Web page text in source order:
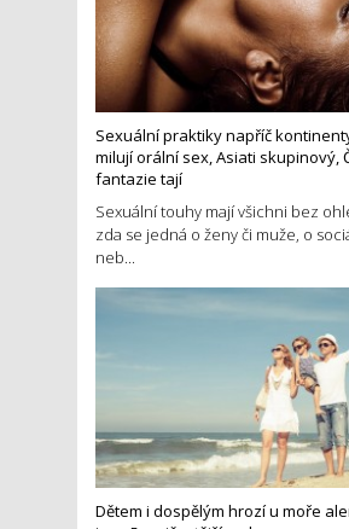
Sexuální praktiky napříč
milují orální sex, Asiati skupinový,
fantazie tají
Sexuální touhy mají všichni bez
zda se jedná o ženy či muže, o
neb...
Dětem i dospělým hrozí u moře